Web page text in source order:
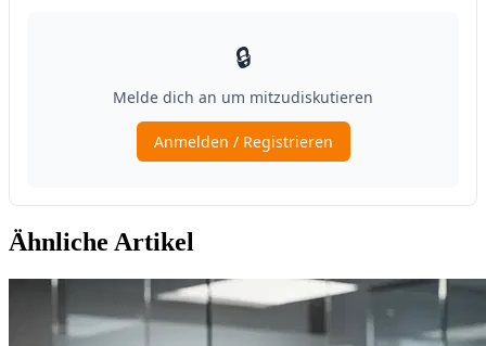
Ähnliche Artikel